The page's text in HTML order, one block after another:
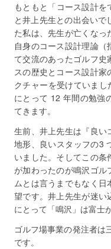
もともと「コース設計
と井上先生との出会い
た私は、先生が亡くな
自身のコース設計理論
て交流のあったゴルフ
スの歴史とコース設計家
クチャーを受けていま
にとって 12 年間の勉強
てきます。
生前、井上先生は『良
地形、良いスタッフの3
いました。そしてこの
が加わったのが鳴沢ゴル
ムとは言うまでもなく
望です。井上先生が迷
にとって「鳴沢」は富士
ゴルフ場事業の発注者は
です。